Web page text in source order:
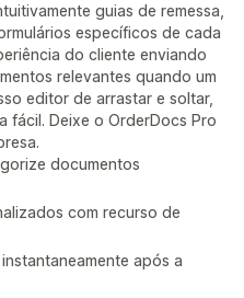
guias de remessa,
específicos de cada
do cliente enviando
relevantes quando um
editor de arrastar e soltar,
fácil. Deixe o OrderDocs Pro
documentos
com recurso de
após a